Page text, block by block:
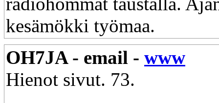
kesämökki työmaa.
OH7JA - email - www
Hienot sivut. 73.